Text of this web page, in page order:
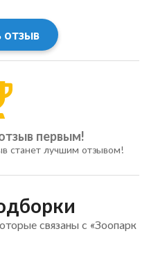
отзыв
первым!
станет лучшим отзывом!
связаны с «Зоопарк